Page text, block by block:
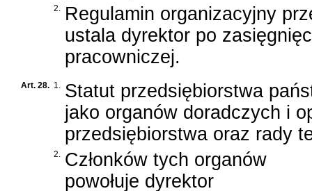
2. Regulamin organizacyjny
ustala dyrektor po
pracowniczej.
Art. 28. 1. Statut przedsiębiorstwa
jako organów doradczych i
przedsiębiorstwa oraz rady
2. Członków tych organów
powołuje dyrektor